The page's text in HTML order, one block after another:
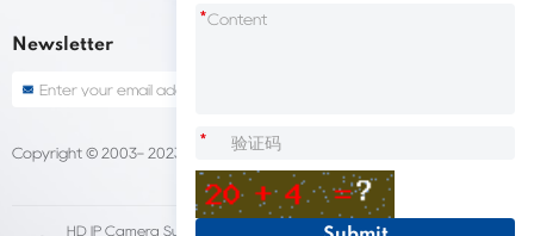
Newsletter
Copyright © 2003- 2023 汕头立捷服装标签定做
HD IP Camera Supplier Fleet Dash Cam
*
*